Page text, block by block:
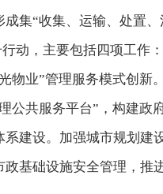
集“收集、运输、处置
动，主要包括四项工作：
物业”管理服务模式创新
公共服务平台”，构建
系建设。加强城市规划建
基础设施安全管理，